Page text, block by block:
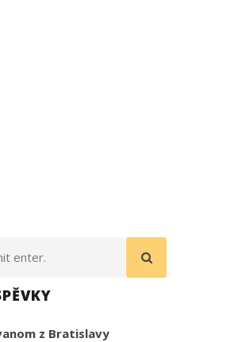
z Bratislavy